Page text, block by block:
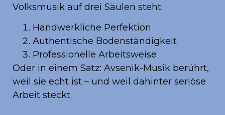
Volksmusik auf drei Säulen steht:
Handwerkliche Perfektion
Authentische Bodenständigkeit
Professionelle Arbeitsweise
Oder in einem Satz: Avsenik-Musik berührt,
weil sie echt ist – und weil dahinter seriöse
Arbeit steckt.